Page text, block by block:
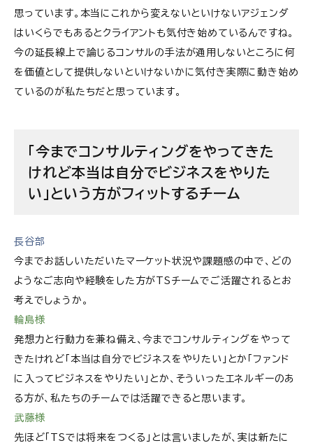
思っています。本当にこれから変えないといけないアジェンダ
はいくらでもあるとクライアントも気付き始めているんですね。
今の延長線上で論じるコンサルの手法が通用しないところに何
を価値として提供しないといけないかに気付き実際に動き始め
ているのが私たちだと思っています。
「今までコンサルティングをやってきた
けれど本当は自分でビジネスをやりた
い」という方がフィットするチーム
長谷部
今までお話しいただいたマーケット状況や課題感の中で、どの
ようなご志向や経験をした方がTSチームでご活躍されるとお
考えでしょうか。
輪島様
発想力と行動力を兼ね備え、今までコンサルティングをやって
きたけれど「本当は自分でビジネスをやりたい」とか「ファンド
に入ってビジネスをやりたい」とか、そういったエネルギーのあ
る方が、私たちのチームでは活躍できると思います。
武藤様
先ほど「TSでは将来をつくる」とは言いましたが、実は新たに